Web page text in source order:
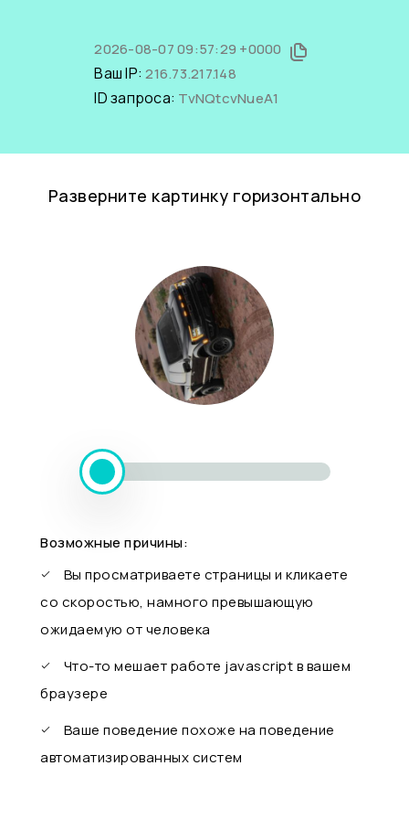
2026-08-07 09:57:29 +0000
Ваш IP:216.73.217.148
ID запроса: TvNQtcvNueA1
Разверните картинку горизонтально
Возможные причины:
Вы просматриваете страницы и кликаете
со скоростью, намного превышающую
ожидаемую от человека
Что-то мешает работе javascript в вашем
браузере
Ваше поведение похоже на поведение
автоматизированных систем